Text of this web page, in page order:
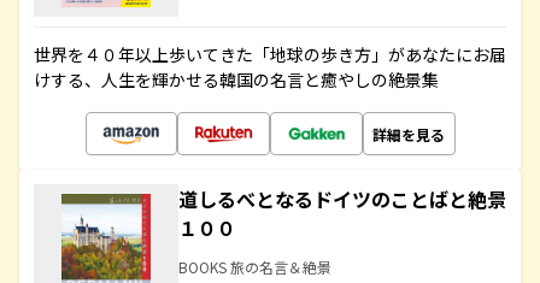
世界を４０年以上歩いてきた「地球の歩き方」があなたにお届
けする、人生を輝かせる韓国の名言と癒やしの絶景集
詳細を見る
道しるべとなるドイツのことばと絶景
１００
BOOKS 旅の名言＆絶景